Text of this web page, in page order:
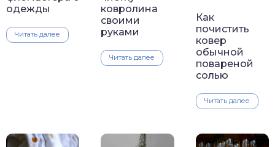
одежды
Читать далее
ковролина
своими
руками
Читать далее
Как
почистить
ковер
обычной
повареной
солью
Читать далее